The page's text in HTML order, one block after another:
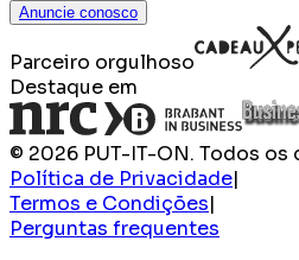
Anuncie conosco
Parceiro orgulhoso
Destaque em
© 2026 PUT-IT-ON. Todos
Política de Privacidade|
Termos e Condições|
Perguntas frequentes